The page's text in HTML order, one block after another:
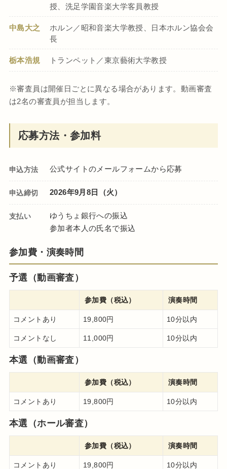
授、洗足学園音楽大学客員教授
中島大之
ホルン／昭和音楽大学教授、日本ホルン協会会
長
栃本浩規 トランペット／東京藝術大学教授
※審査員は開催日ごとに異なる場合があります。動画審査
は2名の審査員が担当します。
応募方法・参加料
申込方法 公式サイトのメールフォームから応募
申込締切 2026年9月8日（火）
支払い
ゆうちょ銀行への振込
参加者本人の氏名で振込
参加費・演奏時間
予選（動画審査）
参加費（税込） 演奏時間
コメントあり 19,800円 10分以内
コメントなし 11,000円 10分以内
本選（動画審査）
参加費（税込） 演奏時間
コメントあり 19,800円 10分以内
本選（ホール審査）
参加費（税込） 演奏時間
コメントあり 19,800円 10分以内